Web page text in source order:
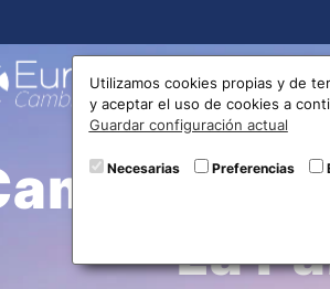
de
La
Utilizamos cookies propias y de
y aceptar el uso de cookies a
Guardar configuración actual
Necesarias Preferencias